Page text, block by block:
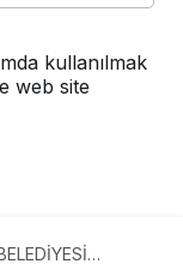
kullanılmak
web site